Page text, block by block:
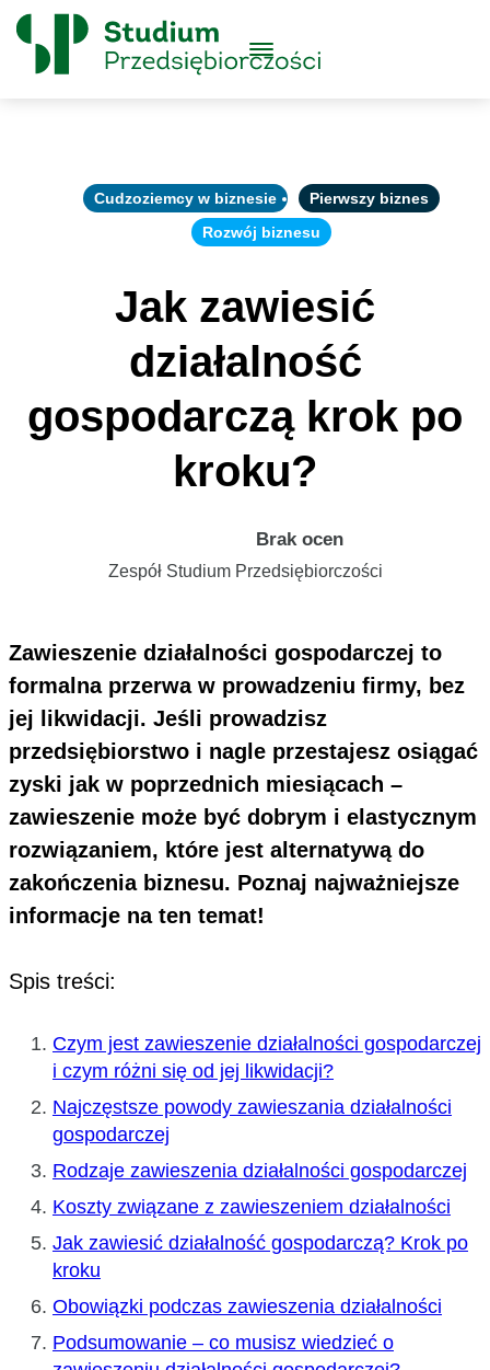
Skip to content
Główne
Logo
Menu
Cudzoziemcy w biznesie
Pierwszy biznes
Rozwój biznesu
Jak zawiesić
działalność
gospodarczą krok po
kroku?
Brak ocen
Zespół Studium Przedsiębiorczości
Zawieszenie działalności gospodarczej to
formalna przerwa w prowadzeniu firmy, bez
jej likwidacji. Jeśli prowadzisz
przedsiębiorstwo i nagle przestajesz osiągać
zyski jak w poprzednich miesiącach –
zawieszenie może być dobrym i elastycznym
rozwiązaniem, które jest alternatywą do
zakończenia biznesu. Poznaj najważniejsze
informacje na ten temat!
Spis treści:
Czym jest zawieszenie działalności gospodarczej
i czym różni się od jej likwidacji?
Najczęstsze powody zawieszania działalności
gospodarczej
Rodzaje zawieszenia działalności gospodarczej
Koszty związane z zawieszeniem działalności
Jak zawiesić działalność gospodarczą? Krok po
kroku
Obowiązki podczas zawieszenia działalności
Podsumowanie – co musisz wiedzieć o